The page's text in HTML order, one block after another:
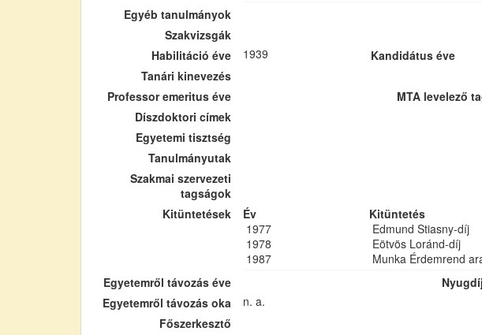
Egyéb tanulmányok
Szakvizsgák
Habilitáció éve
1939 Kandidátus éve
Tanári kinevezés
Professor emeritus éve
MTA levelező
Díszdoktori címek
Egyetemi tisztség
Tanulmányutak
Szakmai szervezeti
tagságok
Kitüntetések
Év
Kitüntetés
1977
Edmund Stiasny-díj
1978
Eötvös Loránd-díj
1987
Munka Érdemrend
Egyetemről távozás éve
Egyetemről távozás oka
n. a.
Főszerkesztő